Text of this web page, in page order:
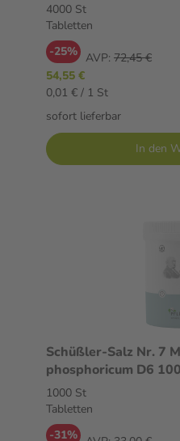
4000 St
Tabletten
-25% AVP: 72,45 €
54,55 €
0,01 € / 1 St
sofort lieferbar
In den
Schüßler-Salz Nr. 7
phosphoricum D6
1000 St
Tabletten
-31%